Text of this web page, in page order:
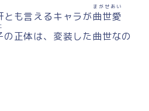
も言えるキャラが曲世愛
まがせあい
の正体は、変装した曲世なの